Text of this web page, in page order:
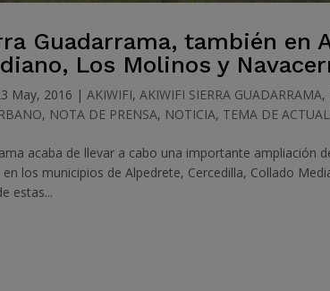
Guadarrama, también en
Los Molinos y
May, 2016 |AKIWIFI,AKIWIFI SIERRA GUADARRAMA,
, NOTA DE PRENSA, NOTICIA, TEMA DE
acaba de llevar a cabo una importante ampliación
los municipios de Alpedrete, Cercedilla, Collado
estas...